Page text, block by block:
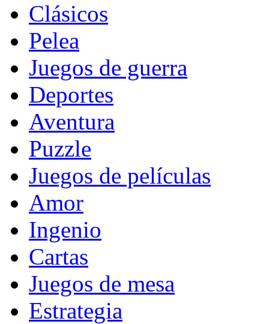
Clásicos
Pelea
Juegos de guerra
Deportes
Aventura
Puzzle
Juegos de películas
Amor
Ingenio
Cartas
Juegos de mesa
Estrategia